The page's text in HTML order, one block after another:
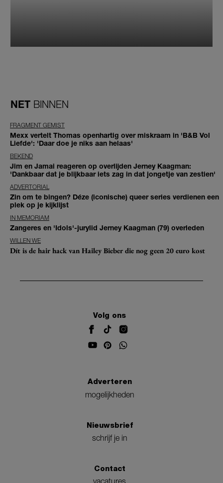
NET BINNEN
FRAGMENT GEMIST
Mexx vertelt Thomas openhartig over miskraam in 'B&B Vol
Liefde': 'Daar doe je niks aan helaas'
BEKEND
Jim en Jamai reageren op overlijden Jerney Kaagman:
'Dankbaar dat je blijkbaar iets zag in dat jongetje van zestien'
ADVERTORIAL
Zin om te bingen? Déze (iconische) queer series verdienen een
plek op je kijklijst
IN MEMORIAM
Zangeres en 'Idols'-jurylid Jerney Kaagman (79) overleden
WILLEN WE
Dít is de hair hack van Hailey Bieber die nog geen 20 euro kost
Volg ons
Adverteren
mogelijkheden
Nieuwsbrief
schrijf je in
Contact
vacatures